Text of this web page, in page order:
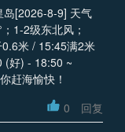
岛[2026-8-9] 天气
1-2级东北风；
米 / 15:45满2米
(好) - 18:50 ~
赶海愉快！
0 回复